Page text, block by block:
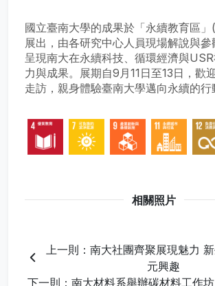
國立臺南大學的成果於「永續教育區」
展出，由各研究中心人員現場解說與參
呈現南大在永續科技、循環經濟與
力與成果。展期自9月11日至13日，歡
走訪，親身體驗臺南大學邁向永續的行
相關照片
上一則：南大社團齊聚展現魅力
元興趣
下一則：南大材料系舉辦碳材料工作